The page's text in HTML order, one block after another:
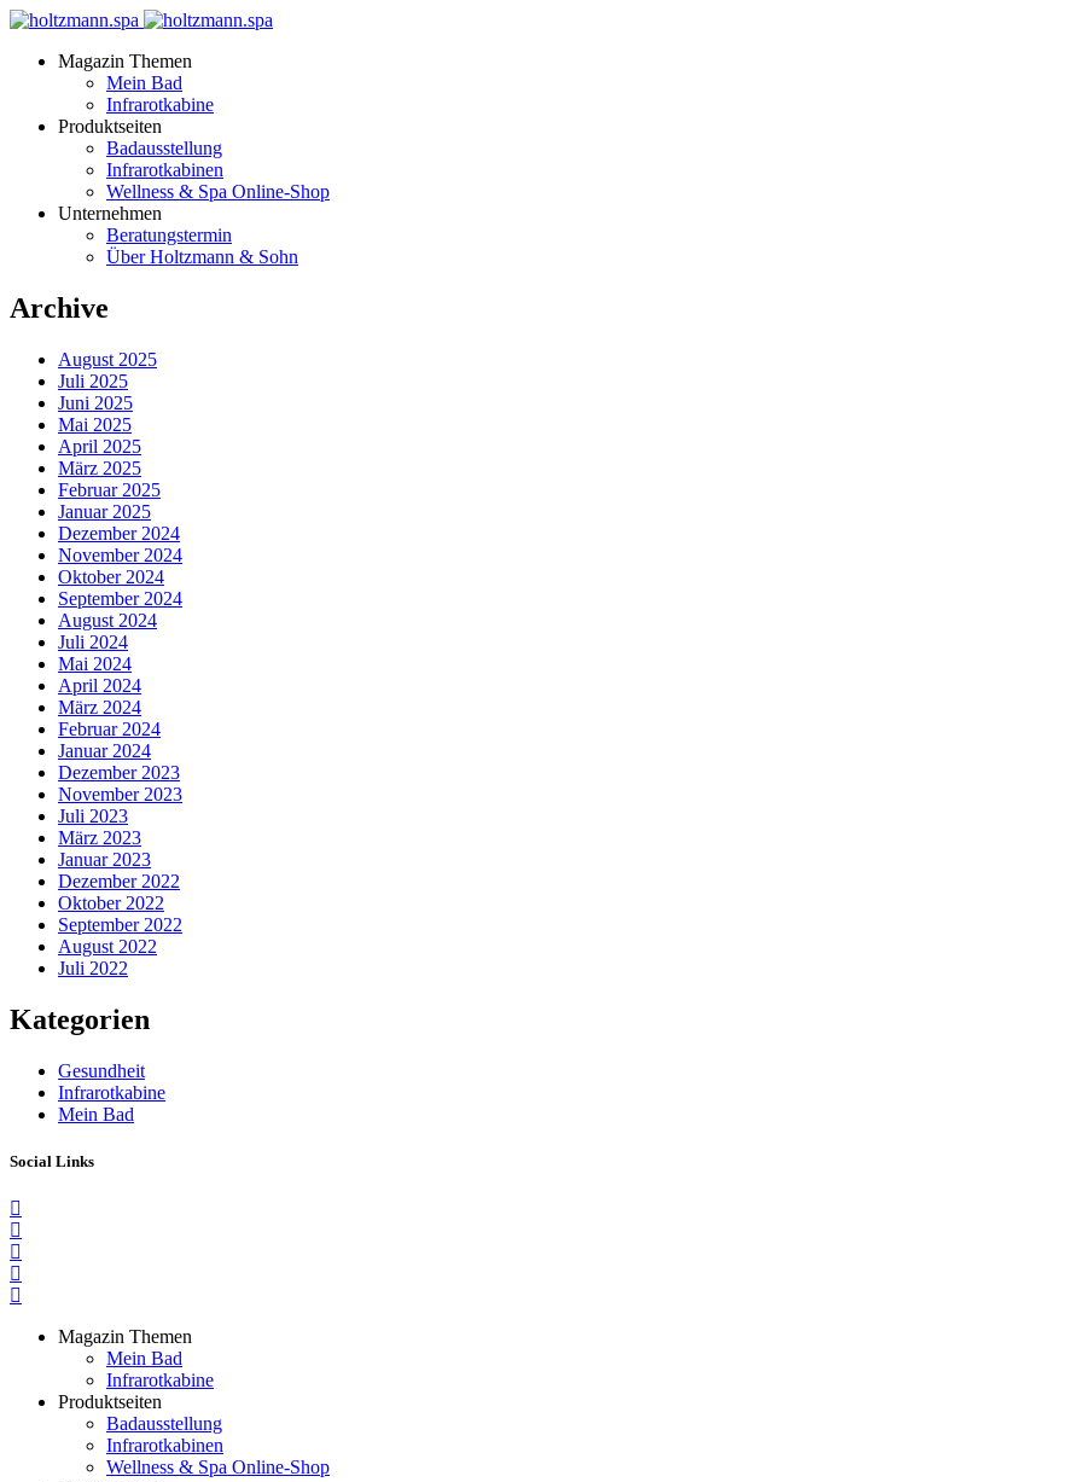
Magazin Themen
Mein Bad
Infrarotkabine
Produktseiten
Badausstellung
Infrarotkabinen
Wellness & Spa Online-Shop
Unternehmen
Beratungstermin
Über Holtzmann & Sohn
Archive
August 2025
Juli 2025
Juni 2025
Mai 2025
April 2025
März 2025
Februar 2025
Januar 2025
Dezember 2024
November 2024
Oktober 2024
September 2024
August 2024
Juli 2024
Mai 2024
April 2024
März 2024
Februar 2024
Januar 2024
Dezember 2023
November 2023
Juli 2023
März 2023
Januar 2023
Dezember 2022
Oktober 2022
September 2022
August 2022
Juli 2022
Kategorien
Gesundheit
Infrarotkabine
Mein Bad
Social Links
Magazin Themen
Mein Bad
Infrarotkabine
Produktseiten
Badausstellung
Infrarotkabinen
Wellness & Spa Online-Shop